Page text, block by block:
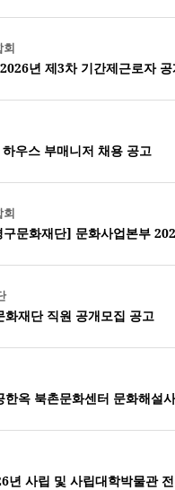
회
년 제3차 기간제근로자
우스 부매니저 채용 공고
회
문화재단] 문화사업본부
재단 직원 공개모집 공고
옥 북촌문화센터 문화해설
년 사립 및 사립대학박물관